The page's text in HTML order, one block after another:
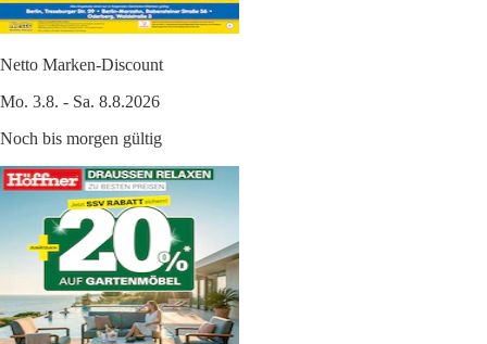
Netto Marken-Discount
Mo. 3.8. - Sa. 8.8.2026
Noch bis morgen gültig